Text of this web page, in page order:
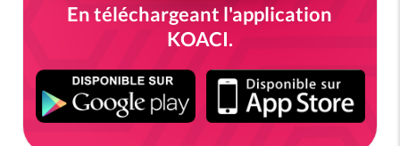
En téléchargeant l'application
KOACI.